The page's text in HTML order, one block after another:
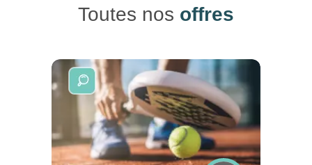
Toutes nos offres